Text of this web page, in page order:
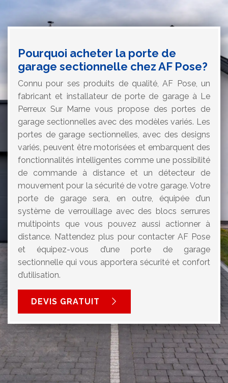
Pourquoi acheter la porte de
garage sectionnelle chez AF Pose?
Connu pour ses produits de qualité, AF Pose, un
fabricant et installateur de porte de garage à Le
Perreux Sur Marne vous propose des portes de
garage sectionnelles avec des modèles variés. Les
portes de garage sectionnelles, avec des designs
variés, peuvent être motorisées et embarquent des
fonctionnalités intelligentes comme une possibilité
de commande à distance et un détecteur de
mouvement pour la sécurité de votre garage. Votre
porte de garage sera, en outre, équipée d’un
système de verrouillage avec des blocs serrures
multipoints que vous pouvez aussi actionner à
distance. N’attendez plus pour contacter AF Pose
et équipez-vous d’une porte de garage
sectionnelle qui vous apportera sécurité et confort
d’utilisation.
DEVIS GRATUIT